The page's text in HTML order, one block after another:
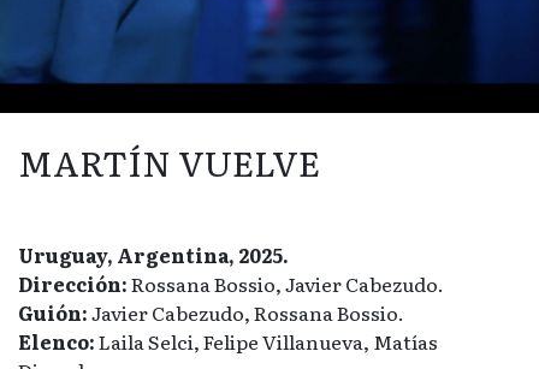
MARTÍN VUELVE
Uruguay, Argentina, 2025.
Dirección:Rossana Bossio, Javier Cabezudo.
Guión:Javier Cabezudo, Rossana Bossio.
Elenco:Laila Selci, Felipe Villanueva, Matías